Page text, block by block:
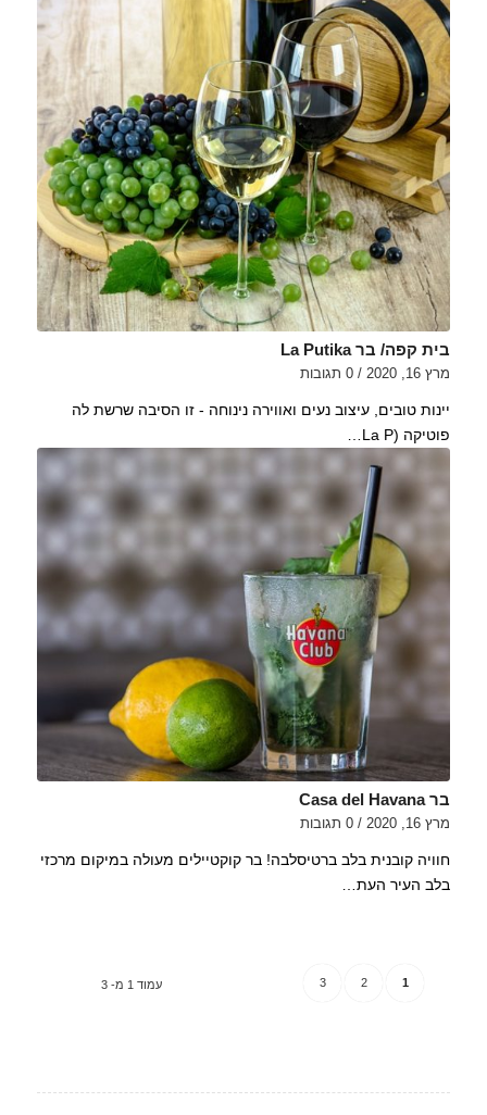
בית קפה/ בר La Putika
מרץ 16, 2020 / 0 תגובות
יינות טובים, עיצוב נעים ואווירה נינוחה - זו הסיבה שרשת לה
פוטיקה (La P…
בר Casa del Havana
מרץ 16, 2020 / 0 תגובות
חוויה קובנית בלב ברטיסלבה! בר קוקטיילים מעולה במיקום מרכזי
בלב העיר העת…
עמוד 1 מ- 3 1
2
3